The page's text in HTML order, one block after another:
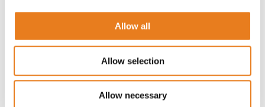
Allow all
Allow selection
Allow necessary
1520, per offrire immagini luminose e dettagliate
anche in condizioni di bassa illuminazione.
Hikvision abbina a questa telecamera la tecnologia
Smart Hybrid Light, che integra IR e White Light con
supplementare. La dotazione comprende inoltre
WDR adattivo alla scena, compressione H.265+ e
funzioni di analisi con classificazione di persone e
veicoli basata su deep learning.